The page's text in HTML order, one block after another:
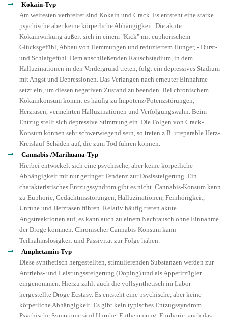
Kokain-Typ
Am weitesten verbreitet sind Kokain und Crack. Es entsteht eine starke
psychische aber keine körperliche Abhängigkeit. Die akute
Kokainwirkung äußert sich in einem "Kick" mit euphorischem
Glücksgefühl, Abbau von Hemmungen und reduziertem Hunger, - Durst-
und Schlafgefühl. Dem anschließenden Rauschstadium, in dem
Halluzinationen in den Vordergrund treten, folgt ein depressives Stadium
mit Angst und Depressionen. Das Verlangen nach erneuter Einnahme
setzt ein, um diesen negativen Zustand zu beenden. Bei chronischem
Kokainkonsum kommt es häufig zu Impotenz/Potenzstörungen,
Herzrasen, vermehrten Halluzinationen und Verfolgungswahn. Beim
Entzug stellt sich depressive Stimmung ein. Die Folgen von Crack-
Konsum können sehr schwerwiegend sein, so treten z.B. irreparable Herz-
Kreislauf-Schäden auf, die zum Tod führen können.
Cannabis-/Marihuana-Typ
Hierbei entwickelt sich eine psychische, aber keine körperliche
Abhängigkeit mit nur geringer Tendenz zur Dosissteigerung. Ein
charakteristisches Entzugssyndrom gibt es nicht. Cannabis-Konsum kann
zu Euphorie, Gedächtnisstörungen, Halluzinationen, Feinhörigkeit,
Unruhe und Herzrasen führen. Relativ häufig treten akute
Angstreaktionen auf, es kann auch zu einem Nachrausch ohne Einnahme
der Droge kommen. Chronischer Cannabis-Konsum kann
Teilnahmslosigkeit und Passivität zur Folge haben.
Amphetamin-Typ
Diese synthetisch hergestellten, stimulierenden Substanzen werden zur
Antriebs- und Leistungssteigerung (Doping) und als Appetitzügler
eingenommen. Hierzu zählt auch die vollsynthetisch im Labor
hergestellte Droge Ecstasy. Es entsteht eine psychische, aber keine
körperliche Abhängigkeit. Es gibt kein typisches Entzugssyndrom.